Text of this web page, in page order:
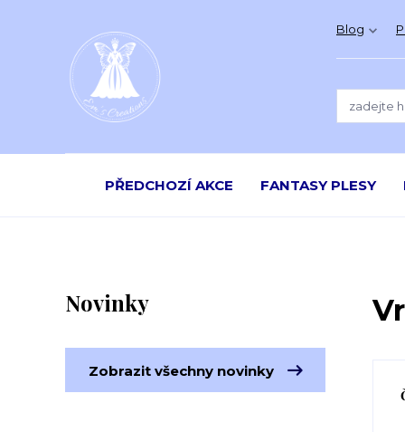
Blog
PŘEDCHOZÍ AKCE FANTASY PLESY
Novinky
Zobrazit všechny novinky